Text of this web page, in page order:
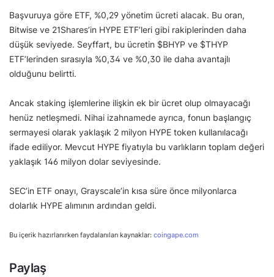
Başvuruya göre ETF, %0,29 yönetim ücreti alacak. Bu oran,
Bitwise ve 21Shares’in HYPE ETF’leri gibi rakiplerinden daha
düşük seviyede. Seyffart, bu ücretin $BHYP ve $THYP
ETF’lerinden sırasıyla %0,34 ve %0,30 ile daha avantajlı
olduğunu belirtti.
Ancak staking işlemlerine ilişkin ek bir ücret olup olmayacağı
henüz netleşmedi. Nihai izahnamede ayrıca, fonun başlangıç
sermayesi olarak yaklaşık 2 milyon HYPE token kullanılacağı
ifade ediliyor. Mevcut HYPE fiyatıyla bu varlıkların toplam değeri
yaklaşık 146 milyon dolar seviyesinde.
SEC’in ETF onayı, Grayscale’in kısa süre önce milyonlarca
dolarlık HYPE alımının ardından geldi.
Bu içerik hazırlanırken faydalanılan kaynaklar: coingape.com
Paylaş